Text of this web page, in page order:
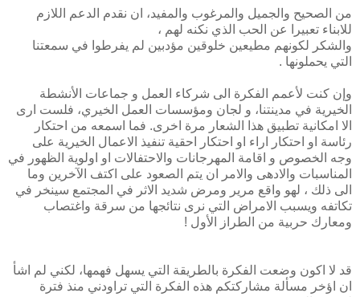
من الصحيح والجميل والمرغوب والمفيد، ان نقدم الدعم اللازم
للابناء تعبيرا عن الحب الذي نكنه لهم ،
والشكر لكونهم مطيعين خلوقين مؤدبين لم يفرطوا في سمعتنا
التي يحملونها .
وإن كنت لأعمم الفكرة الى شركاء العمل و جماعات الأنشطة
الخيرية في مدينتنا، و لجان ومؤسسات العمل الخيري، فلست ارى
الا امكانية تطبيق هذا الشعار مرة اخرى. فما اسمعه من احتكار
رئاسة او احتكار اراء او احتكار احقية تنفيذ الاعمال الخيرية على
وجه الخصوص و اقامة المهرجانات والاحتفالات او اولوية الظهور في
المناسبات والادهى والامر ان يتم الصعود على اكتف الآخرين وما
الى ذلك ، لهو واقع مرير ومرض شديد الاثر في المجتمع سينخر في
تكاتفه ويسبب الامراض التي نرى نتائجها من سرقة واغتصاب
ومعارك حربية من الطراز الأول !
قد لا اكون وضعت الفكرة بالطريقة التي يسهل فهمها، لكني لم اشأ
ان اؤخر مسألة مشاركتكم هذه الفكرة التي تراودني منذ فترة